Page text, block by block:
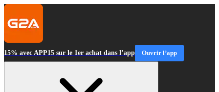
15% avec APP15 sur le 1er achat dans l’app Ouvrir l’app